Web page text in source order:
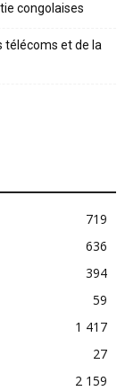
congolaises
télécoms et de la
719
636
394
59
1 417
27
2 159